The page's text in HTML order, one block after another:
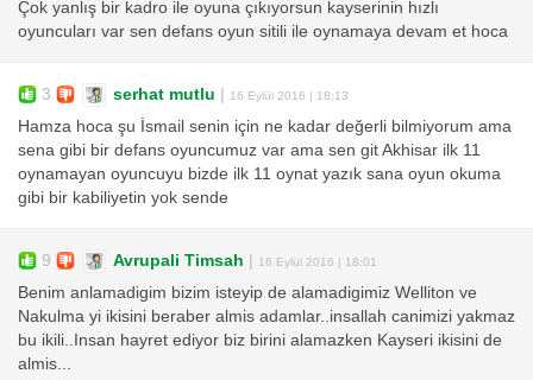
Çok yanlış bir kadro ile oyuna çıkıyorsun kayserinin hızlı
oyuncuları var sen defans oyun sitili ile oynamaya devam et hoca
3 serhat mutlu | 16 Eylül 2016 | 18:13
Hamza hoca şu İsmail senin için ne kadar değerli bilmiyorum ama
sena gibi bir defans oyuncumuz var ama sen git Akhisar ilk 11
oynamayan oyuncuyu bizde ilk 11 oynat yazık sana oyun okuma
gibi bir kabiliyetin yok sende
9 Avrupali Timsah | 16 Eylül 2016 | 18:01
Benim anlamadigim bizim isteyip de alamadigimiz Welliton ve
Nakulma yi ikisini beraber almis adamlar..insallah canimizi yakmaz
bu ikili..Insan hayret ediyor biz birini alamazken Kayseri ikisini de
almis...